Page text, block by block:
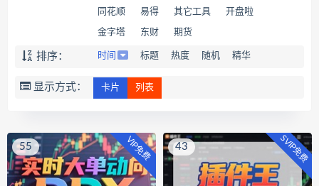
同花顺 易得 其它工具 开盘啦
金字塔 东财 期货
排序： 时间 标题 热度 随机 精华
显示方式： 卡片 列表
55 VIP免费 43 SVIP免费